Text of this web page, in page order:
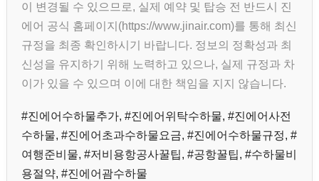
이 변경될 수 있으므로, 실제 예약 및 탑승 전 반드시 진
에어 공식 홈페이지(https://www.jinair.com)를 통해 최신
규정을 최종 확인하시기 바랍니다. 정보의 정확성과 최
신성을 유지하기 위해 노력하고 있으나, 실제 규정과 차
이가 있을 수 있으며 이에 대한 책임을 지지 않습니다.
#진에어수하물추가, #진에어위탁수하물, #진에어사전
수하물, #진에어초과수하물요금, #진에어수하물규정, #
여행준비물, #저비용항공사꿀팁, #공항꿀팁, #수하물비
용절약, #진에어괌수하물